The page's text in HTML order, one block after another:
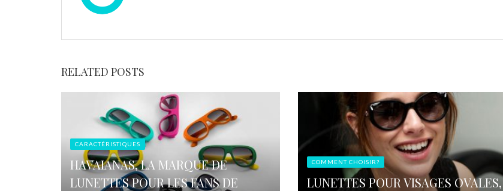
RELATED POSTS
CARACTÉRISTIQUES
HAVAIANAS, LA MARQUE DE
LUNETTES POUR LES FANS DE
COMMENT CHOISIR?
LUNETTES POUR VISAGES OVALES,